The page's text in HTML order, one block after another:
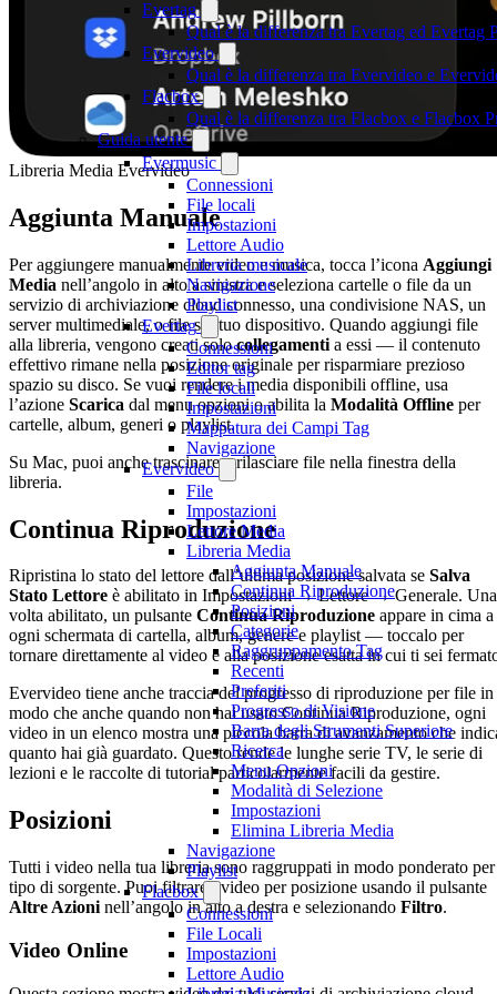
Evertag
Qual è la differenza tra Evertag ed Evertag
Evervideo
Qual è la differenza tra Evervideo e
Flacbox
Qual è la differenza tra Flacbox e Flacbox
Guida utente
Evermusic
Connessioni
File locali
Impostazioni
Lettore Audio
Libreria musicale
Navigazione
Playlist
Evertag
Connessioni
Editor tag
File locali
Impostazioni
Mappatura dei Campi Tag
Navigazione
Evervideo
File
Impostazioni
Lettore Media
Libreria Media
Aggiunta Manuale
Continua Riproduzione
Posizioni
Categorie
Raggruppamento Tag
Recenti
Preferiti
Progresso di Visione
Barra degli Strumenti Superiore
Ricerca
Menu Opzioni
Modalità di Selezione
Impostazioni
Elimina Libreria Media
Navigazione
Playlist
Flacbox
Connessioni
File Locali
Impostazioni
Lettore Audio
Libreria Media Evervideo
Aggiunta Manuale
Per aggiungere manualmente video e musica, tocca l’icona Aggiungi
Media nell’angolo in alto a sinistra e seleziona cartelle o file da un
servizio di archiviazione cloud connesso, una condivisione NAS, un
server multimediale, o file sul tuo dispositivo. Quando aggiungi file
alla libreria, vengono creati solocollegamenti a essi — il contenuto
effettivo rimane nella posizione originale per risparmiare prezioso
spazio su disco. Se vuoi rendere i media disponibili offline, usa
l’azione Scarica dal menu opzioni o abilita la Modalità Offline per
cartelle, album, generi o playlist.
Su Mac, puoi anche trascinare e rilasciare file nella finestra della
libreria.
Continua Riproduzione
Ripristina lo stato del lettore dall’ultima posizione salvata se Salva
Stato Lettore è abilitato in Impostazioni → Lettore → Generale. Una
volta abilitato, un pulsante Continua Riproduzione appare in cima a
ogni schermata di cartella, album, genere e playlist — toccalo per
tornare direttamente al video e alla posizione esatta in cui ti sei
Evervideo tiene anche traccia del progresso di riproduzione per file in
modo che anche quando non hai usato Continua Riproduzione, ogni
video in un elenco mostra una piccola barra di avanzamento che
quanto hai già guardato. Questo rende le lunghe serie TV, le serie di
lezioni e le raccolte di tutorial particolarmente facili da gestire.
Posizioni
Tutti i video nella tua libreria sono raggruppati in modo ponderato per
tipo di sorgente. Puoi filtrare i video per posizione usando il pulsante
Altre Azioni nell’angolo in alto a destra e selezionando Filtro.
Video Online